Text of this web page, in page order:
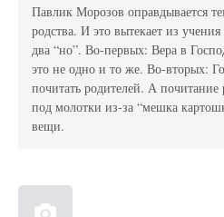
Павлик Морозов оправдывается
родства. И это вытекает из
два “но”. Во-первых: Вера в
это не одно и то же. Во-вторых:
почитать родителей. А
под молотки из-за “мешка
вещи.